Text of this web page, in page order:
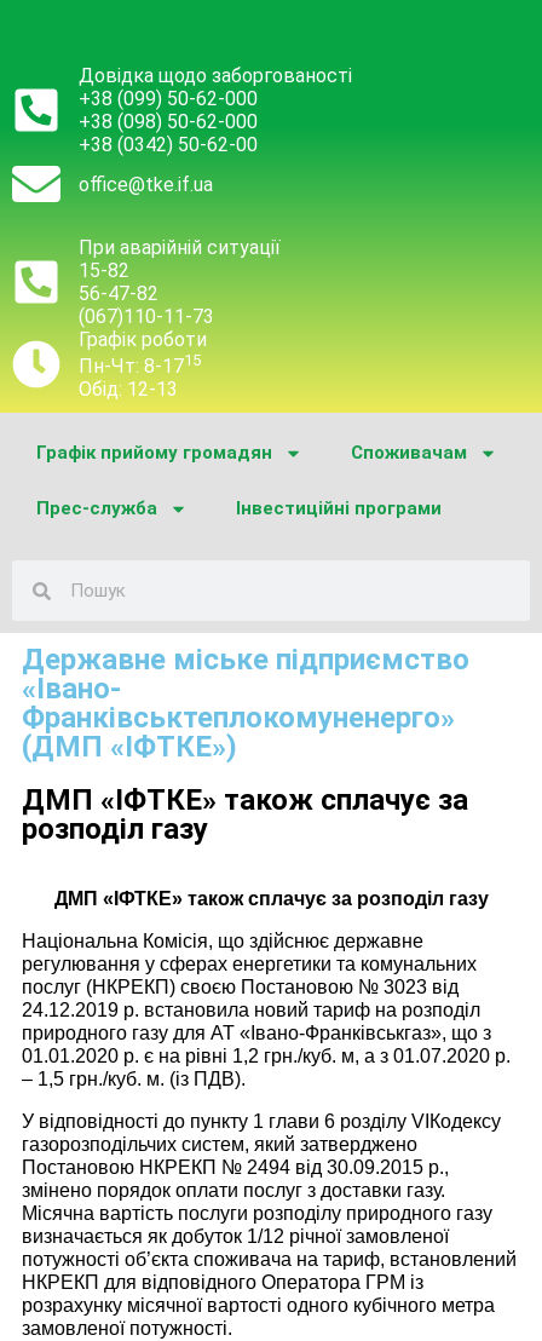
Довідка щодо заборгованості
+38 (099) 50-62-000
+38 (098) 50-62-000
+38 (0342) 50-62-00
office@tke.if.ua
При аварійній ситуації
15-82
56-47-82
(067)110-11-73
Графік роботи
Пн-Чт: 8-1715
Обід: 12-13
Графік прийому громадян Споживачам
Прес-служба Інвестиційні програми
Державне міське підприємство
«Івано-
Франківськтеплокомуненерго»
(ДМП «ІФТКЕ»)
ДМП «ІФТКЕ» також сплачує за
розподіл газу
ДМП «ІФТКЕ» також сплачує за розподіл газу
Національна Комісія, що здійснює державне
регулювання у сферах енергетики та комунальних
послуг (НКРЕКП) своєю Постановою № 3023 від
24.12.2019 р. встановила новий тариф на розподіл
природного газу для АТ «Івано-Франківськгаз», що з
01.01.2020 р. є на рівні 1,2 грн./куб. м, а з 01.07.2020 р.
– 1,5 грн./куб. м. (із ПДВ).
У відповідності до пункту 1 глави 6 розділу VI Кодексу
газорозподільчих систем, який затверджено
Постановою НКРЕКП № 2494 від 30.09.2015 р.,
змінено порядок оплати послуг з доставки газу.
Місячна вартість послуги розподілу природного газу
визначається як добуток 1/12 річної замовленої
потужності об’єкта споживача на тариф, встановлений
НКРЕКП для відповідного Оператора ГРМ із
розрахунку місячної вартості одного кубічного метра
замовленої потужності.